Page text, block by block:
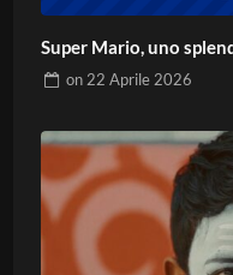
Super Mario, uno
on 22 Aprile 2026